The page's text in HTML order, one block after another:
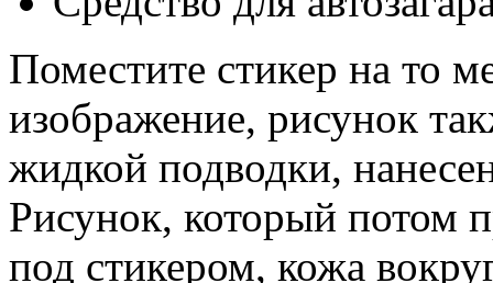
Поместите стикер на то
изображение, рисунок
жидкой подводки,
Рисунок, который потом
под стикером, кожа